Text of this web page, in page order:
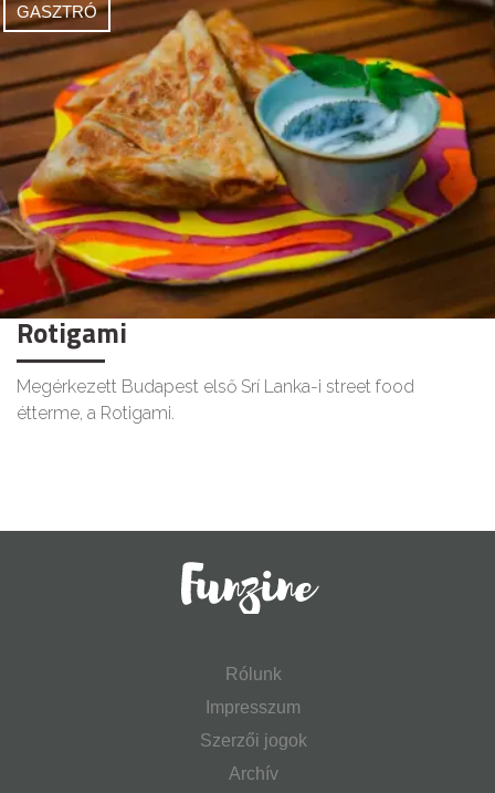
GASZTRÓ
Rotigami
Megérkezett Budapest első Srí Lanka-i street food
étterme, a Rotigami.
Rólunk
Impresszum
Szerzői jogok
Archív